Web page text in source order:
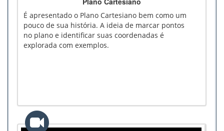
É apresentado o Plano Cartesiano bem como um
pouco de sua história. A ideia de marcar pontos
no plano e identificar suas coordenadas é
explorada com exemplos.